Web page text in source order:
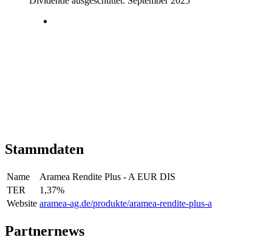
Stammdaten
Name
Aramea Rendite Plus - A EUR DIS
TER
1,37%
Website aramea-ag.de/produkte/aramea-rendite-plus-a
Partnernews